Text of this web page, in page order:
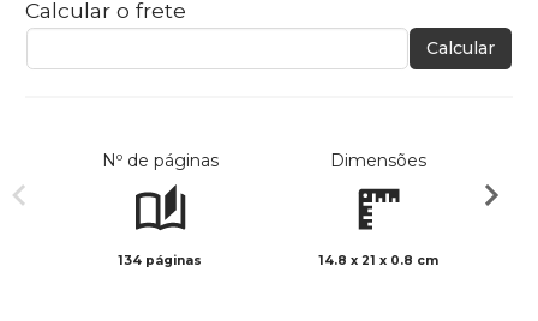
Calcular o frete
Calcular
Nº de páginas
134 páginas
Dimensões
14.8 x 21 x 0.8 cm